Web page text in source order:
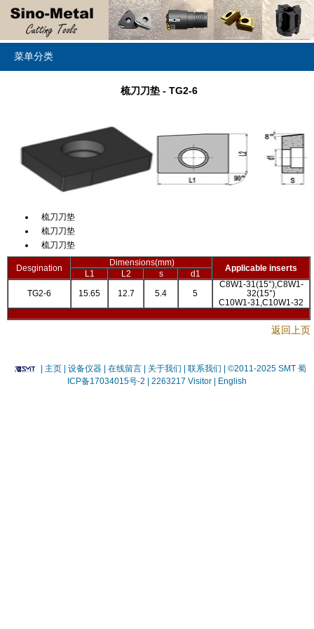
菜单分类
梳刀刀垫 - TG2-6
梳刀刀垫
梳刀刀垫
梳刀刀垫
Desgination
Dimensions(mm)
Applicable inserts
L1 L2 s
d1
TG2-6
15.65 12.7 5.4 5
C8W1-31(15°),C8W1-
32(15°)
C10W1-31,C10W1-32
返回上页
主页 | 设备仪器 | 在线留言 | 关于我们 | 联系我们 | ©2011-2025 SMT 蜀
ICP备17034015号-2
| 2263217 Visitor | English